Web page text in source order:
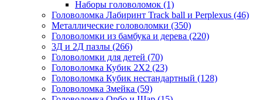
Наборы головоломок (1)
Головоломка Лабиринт Track ball и Perplexus (46)
Металлические головоломки (350)
Головоломки из бамбука и дерева (220)
3Д и 2Д пазлы (266)
Головоломки для детей (70)
Головоломка Кубик 2Х2 (23)
Головоломка Кубик нестандартный (128)
Головоломка Змейка (59)